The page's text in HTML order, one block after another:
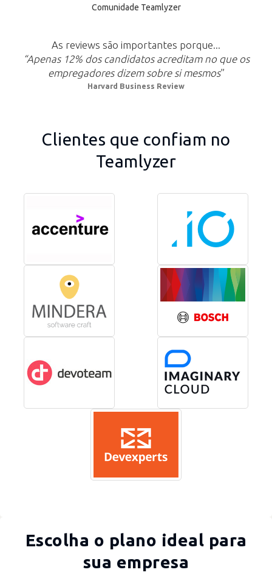
Comunidade Teamlyzer
As reviews são importantes porque...
“Apenas 12% dos candidatos acreditam no que os
empregadores dizem sobre si mesmos”
Harvard Business Review
Clientes que confiam no
Teamlyzer
Escolha o plano ideal para
sua empresa